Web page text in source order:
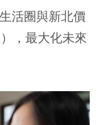
活圈與新北價
，最大化未來